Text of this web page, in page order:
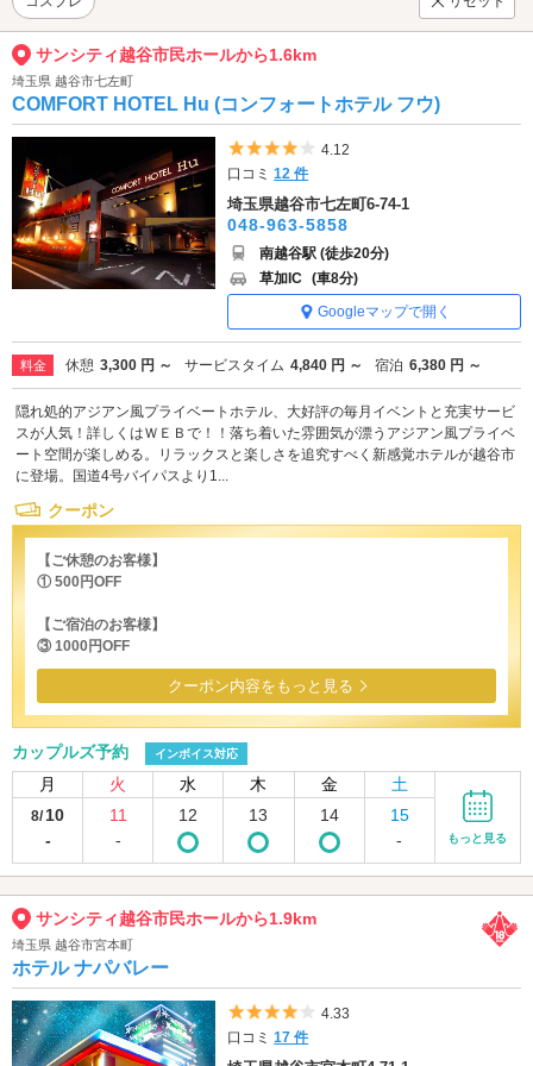
サンシティ越谷市民ホールから1.6km
埼玉県 越谷市七左町
COMFORT HOTEL Hu (コンフォートホテル フウ)
5つ星のうち4
4.12
口コミ12 件
埼玉県越谷市七左町6-74-1
048-963-5858
南越谷駅 (徒歩20分)
草加IC (車8分)
Googleマップで開く
料金 休憩 3,300 円 ～ サービスタイム 4,840 円 ～ 宿泊 6,380 円 ～
隠れ処的アジアン風プライベートホテル、大好評の毎月イベントと充実サービ
スが人気！詳しくはＷＥＢで！！落ち着いた雰囲気が漂うアジアン風プライベ
ート空間が楽しめる。リラックスと楽しさを追究すべく新感覚ホテルが越谷市
に登場。国道4号バイパスより1...
クーポン
【ご休憩のお客様】
① 500円OFF
【ご宿泊のお客様】
③ 1000円OFF
クーポン内容をもっと見る
カップルズ予約 インボイス対応
月 火 水 木 金 土
8/ 10
-
11
-
12 13 14
15
-
もっと見る
サンシティ越谷市民ホールから1.9km
埼玉県 越谷市宮本町
ホテル ナパバレー
5つ星のうち4
4.33
口コミ17 件